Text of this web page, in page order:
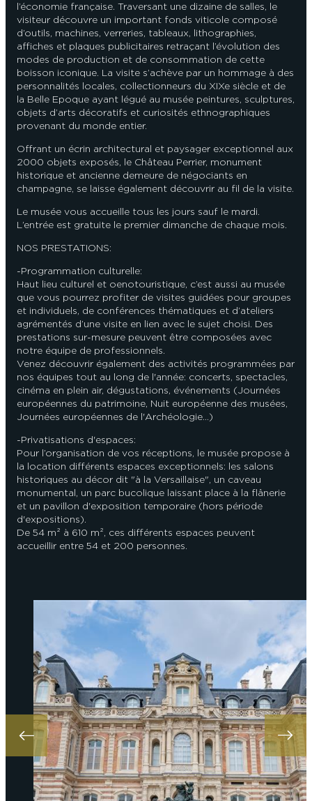
l’économie française. Traversant une dizaine de salles, le
visiteur découvre un important fonds viticole composé
d’outils, machines, verreries, tableaux, lithographies,
affiches et plaques publicitaires retraçant l’évolution des
modes de production et de consommation de cette
boisson iconique. La visite s’achève par un hommage à des
personnalités locales, collectionneurs du XIXe siècle et de
la Belle Epoque ayant légué au musée peintures, sculptures,
objets d’arts décoratifs et curiosités ethnographiques
provenant du monde entier.
Offrant un écrin architectural et paysager exceptionnel aux
2000 objets exposés, le Château Perrier, monument
historique et ancienne demeure de négociants en
champagne, se laisse également découvrir au fil de la visite.
Le musée vous accueille tous les jours sauf le mardi.
L’entrée est gratuite le premier dimanche de chaque mois.
NOS PRESTATIONS:
-Programmation culturelle:
Haut lieu culturel et oenotouristique, c’est aussi au musée
que vous pourrez profiter de visites guidées pour groupes
et individuels, de conférences thématiques et d’ateliers
agrémentés d’une visite en lien avec le sujet choisi. Des
prestations sur-mesure peuvent être composées avec
notre équipe de professionnels.
Venez découvrir également des activités programmées par
nos équipes tout au long de l'année: concerts, spectacles,
cinéma en plein air, dégustations, événements (Journées
européennes du patrimoine, Nuit européenne des musées,
Journées européennes de l'Archéologie...)
-Privatisations d'espaces:
Pour l’organisation de vos réceptions, le musée propose à
la location différents espaces exceptionnels: les salons
historiques au décor dit "à la Versaillaise", un caveau
monumental, un parc bucolique laissant place à la flânerie
et un pavillon d'exposition temporaire (hors période
d'expositions).
De 54 m² à 610 m², ces différents espaces peuvent
accueillir entre 54 et 200 personnes.